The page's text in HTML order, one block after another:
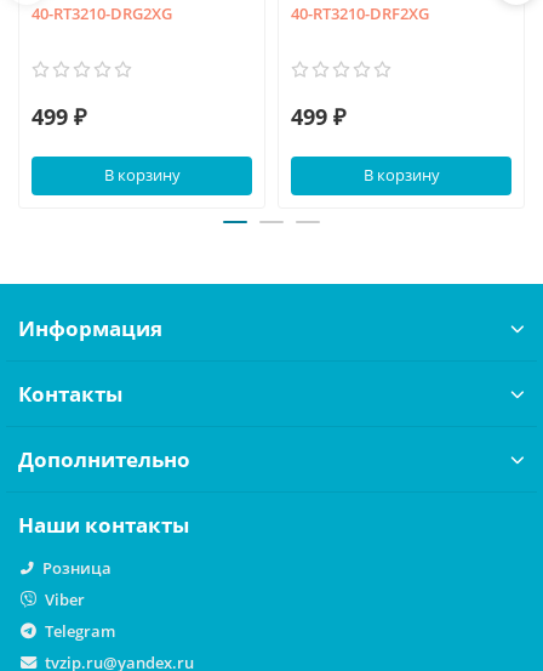
40-RT3210-DRG2XG
499 ₽
В корзину
40-RT3210-DRF2XG
499 ₽
В корзину
Информация
Контакты
Дополнительно
Наши контакты
Розница
Viber
Telegram
tvzip.ru@yandex.ru